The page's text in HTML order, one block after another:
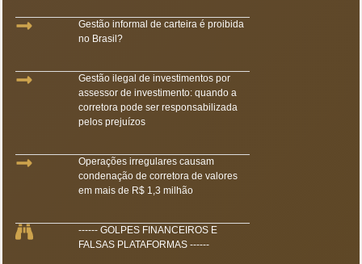
Gestão informal de carteira é proibida
no Brasil?
Gestão ilegal de investimentos por
assessor de investimento: quando a
corretora pode ser responsabilizada
pelos prejuízos
Operações irregulares causam
condenação de corretora de valores
em mais de R$ 1,3 milhão
------ GOLPES FINANCEIROS E
FALSAS PLATAFORMAS ------